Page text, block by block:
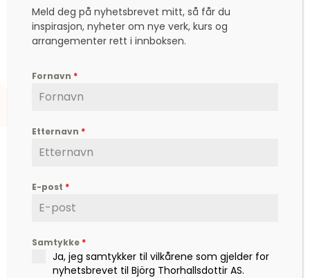
Den som intet våger, intet vinner (gult)
Björg er en etterspurt kunstner, inspirator,
forfatter og foredragsholder, som formidler
hverdagsfilosofi, om livet, lykken, sorg, kjærlighet,
og ikke minst mot – til å leve det livet som vi
Meld deg på nyhetsbrevet mitt, så får du
inspirasjon, nyheter om nye verk, kurs og
arrangementer rett i innboksen.
Fornavn *
Etternavn *
E-post *
Samtykke *
Ja, jeg samtykker til vilkårene som gjelder for
nyhetsbrevet til Björg Thorhallsdottir AS.